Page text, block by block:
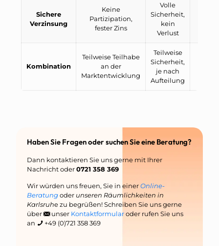
Sichere
Verzinsung
Keine
Partizipation,
fester Zins
Volle
Sicherheit,
kein
Verlust
Kombination
Teilweise Teilhabe
an der
Marktentwicklung
Teilweise
Sicherheit,
je nach
Aufteilung
Haben Sie Fragen oder suchen Sie eine Beratung?
Dann kontaktieren Sie uns gerne mit Ihrer
Nachricht oder0721 358 369
Wir würden uns freuen, Sie in einerOnline-
Beratungoder unseren Räumlichkeiten in
Karlsruhe zu begrüßen! Schreiben Sie uns gerne
über
unser Kontaktformularoder rufen Sie uns
an
+49 (0)721 358 369